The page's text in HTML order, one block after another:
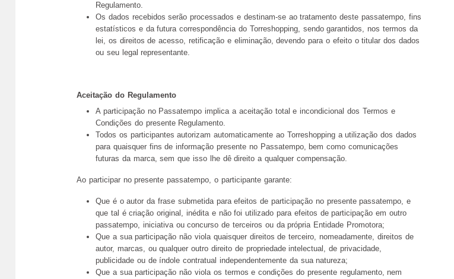
Regulamento.
Os dados recebidos serão processados e destinam-se ao tratamento deste passatempo, fins
estatísticos e da futura correspondência do Torreshopping, sendo garantidos, nos termos da
lei, os direitos de acesso, retificação e eliminação, devendo para o efeito o titular dos dados
ou seu legal representante.
Aceitação do Regulamento
A participação no Passatempo implica a aceitação total e incondicional dos Termos e
Condições do presente Regulamento.
Todos os participantes autorizam automaticamente ao Torreshopping a utilização dos dados
para quaisquer fins de informação presente no Passatempo, bem como comunicações
futuras da marca, sem que isso lhe dê direito a qualquer compensação.
Ao participar no presente passatempo, o participante garante:
Que é o autor da frase submetida para efeitos de participação no presente passatempo, e
que tal é criação original, inédita e não foi utilizado para efeitos de participação em outro
passatempo, iniciativa ou concurso de terceiros ou da própria Entidade Promotora;
Que a sua participação não viola quaisquer direitos de terceiro, nomeadamente, direitos de
autor, marcas, ou qualquer outro direito de propriedade intelectual, de privacidade,
publicidade ou de índole contratual independentemente da sua natureza;
Que a sua participação não viola os termos e condições do presente regulamento, nem